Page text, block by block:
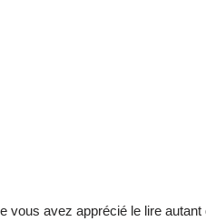
avez apprécié le lire